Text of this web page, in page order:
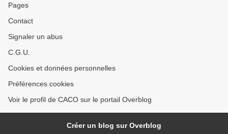
Pages
Contact
Signaler un abus
C.G.U.
Cookies et données personnelles
Préférences cookies
Voir le profil de CACO sur le portail Overblog
Créer un blog sur Overblog